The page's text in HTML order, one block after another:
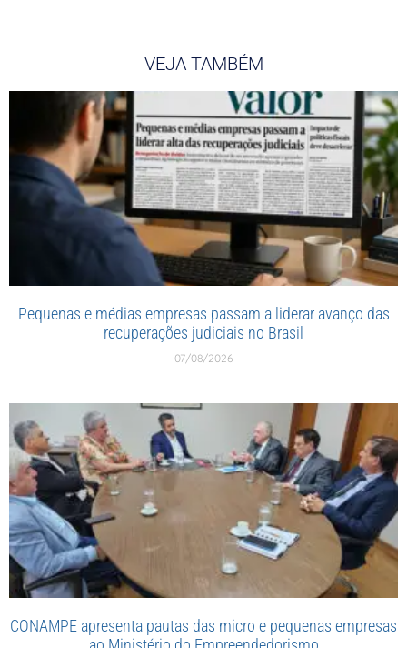
VEJA TAMBÉM
Pequenas e médias empresas passam a liderar avanço das
recuperações judiciais no Brasil
07/08/2026
CONAMPE apresenta pautas das micro e pequenas empresas